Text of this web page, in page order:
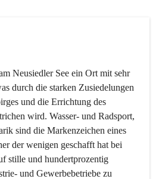
Neusiedler See ein Ort mit sehr
durch die starken Zusiedelungen
und die Errichtung des
wird. Wasser- und Radsport,
sind die Markenzeichen eines
der wenigen geschafft hat bei
stille und hundertprozentig
und Gewerbebetriebe zu